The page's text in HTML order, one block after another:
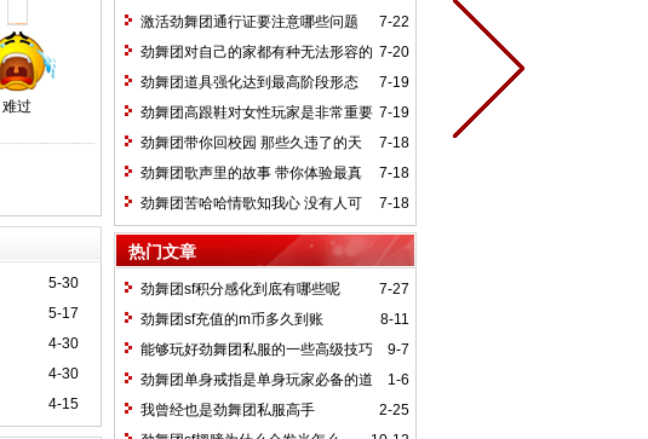
难过
5-30
5-17
4-30
4-30
4-15
7-22
激活劲舞团通行证要注意哪些问题
7-20
劲舞团对自己的家都有种无法形容的
亲切感
7-19
劲舞团道具强化达到最高阶段形态
7-19
劲舞团高跟鞋对女性玩家是非常重要
7-18
劲舞团带你回校园 那些久违了的天
真烂漫
7-18
劲舞团歌声里的故事 带你体验最真
的生活
7-18
劲舞团苦哈哈情歌知我心 没有人可
以替代
热门文章
7-27
劲舞团sf积分感化到底有哪些呢
8-11
劲舞团sf充值的m币多久到账
9-7
能够玩好劲舞团私服的一些高级技巧
1-6
劲舞团单身戒指是单身玩家必备的道
具
2-25
我曾经也是劲舞团私服高手